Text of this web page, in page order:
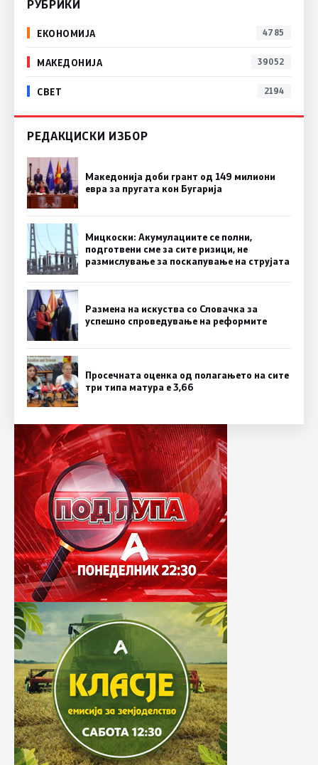
РУБРИКИ
ЕКОНОМИЈА 4785
МАКЕДОНИЈА 39052
СВЕТ 2194
РЕДАКЦИСКИ ИЗБОР
Македонија доби грант од 149 милиони
евра за пругата кон Бугарија
Мицкоски: Акумулациите се полни,
подготвени сме за сите ризици, не
размислување за поскапување на струјата
Размена на искуства со Словачка за
успешно спроведување на реформите
Просечната оценка од полагањето на сите
три типа матура е 3,66